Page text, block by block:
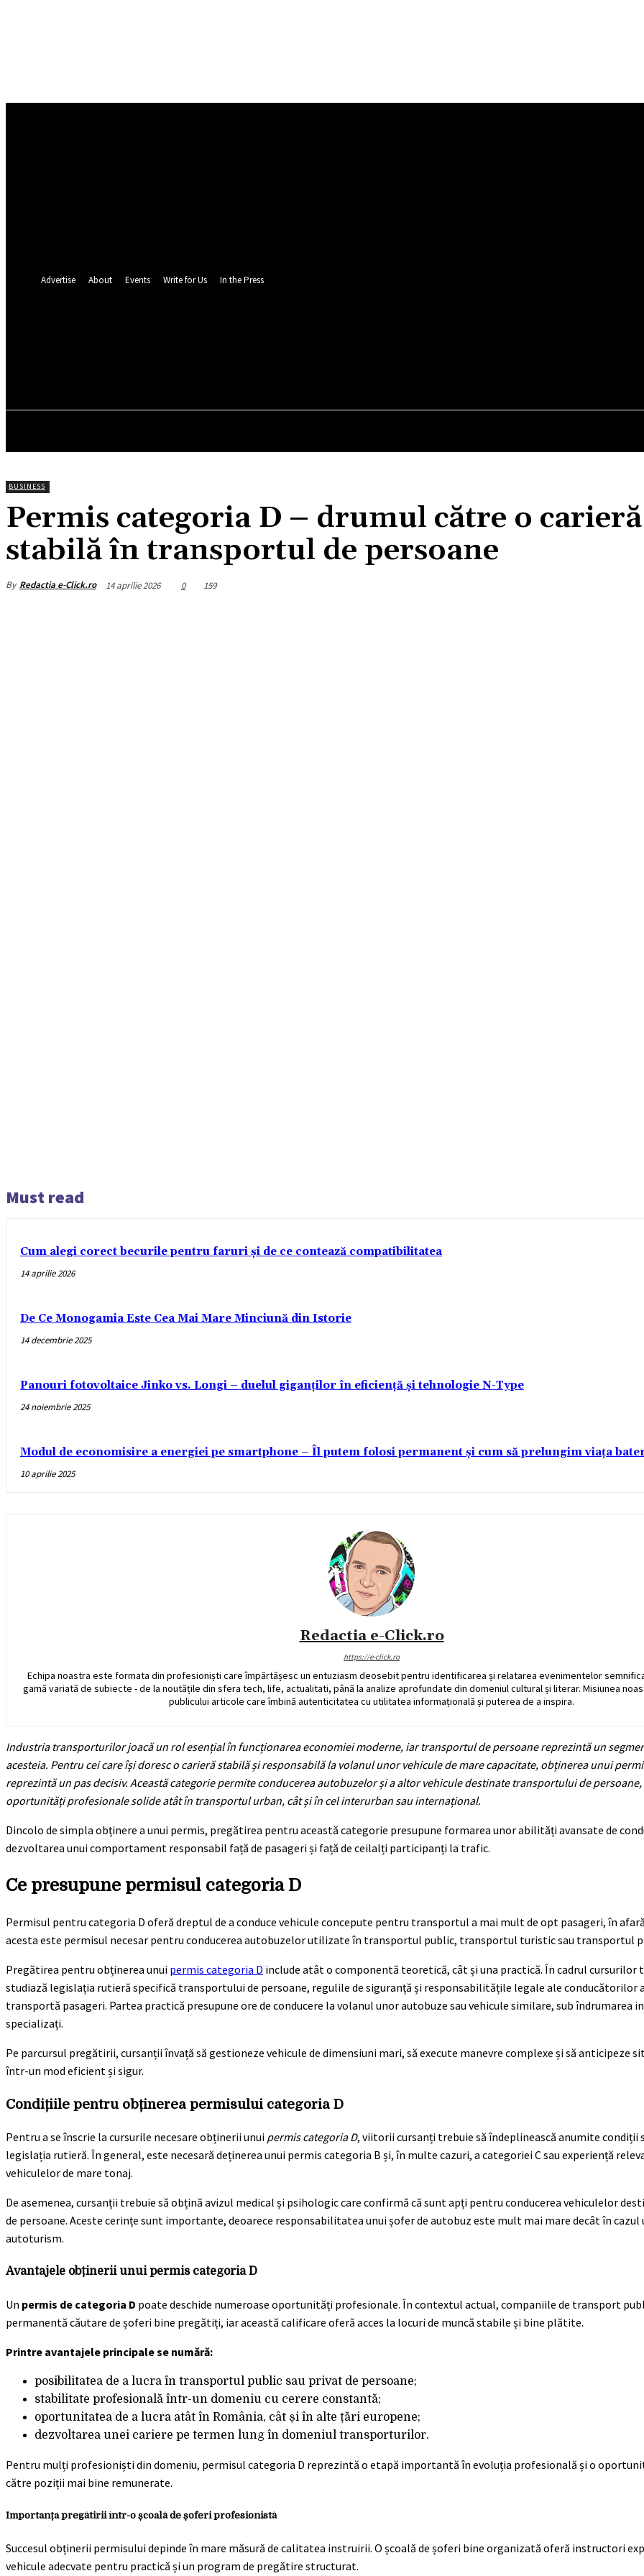
Advertise About Events Write for Us In the Press
BUSINESS
Permis categoria D – drumul către o carieră
stabilă în transportul de persoane
By Redactia e-Click.ro 14 aprilie 2026 0 159
Must read
Cum alegi corect becurile pentru faruri și de ce contează compatibilitatea
14 aprilie 2026
De Ce Monogamia Este Cea Mai Mare Minciună din Istorie
14 decembrie 2025
Panouri fotovoltaice Jinko vs. Longi – duelul giganților în eficiență și tehnologie N-Type
24 noiembrie 2025
Modul de economisire a energiei pe smartphone – Îl putem folosi permanent și cum să prelungim viața
10 aprilie 2025
Redactia e-Click.ro
https://e-click.ro
Echipa noastra este formata din profesioniști care împărtășesc un entuziasm deosebit pentru identificarea și relatarea evenimentelor
gamă variată de subiecte - de la noutățile din sfera tech, life, actualitati, până la analize aprofundate din domeniul cultural și literar. Misiunea
publicului articole care îmbină autenticitatea cu utilitatea informațională și puterea de a inspira.
Industria transporturilor joacă un rol esențial în funcționarea economiei moderne, iar transportul de persoane reprezintă un
acesteia. Pentru cei care își doresc o carieră stabilă și responsabilă la volanul unor vehicule de mare capacitate, obținerea unui
reprezintă un pas decisiv. Această categorie permite conducerea autobuzelor și a altor vehicule destinate transportului de
oportunități profesionale solide atât în transportul urban, cât și în cel interurban sau internațional.
Dincolo de simpla obținere a unui permis, pregătirea pentru această categorie presupune formarea unor abilități avansate de
dezvoltarea unui comportament responsabil față de pasageri și față de ceilalți participanți la trafic.
Ce presupune permisul categoria D
Permisul pentru categoria D oferă dreptul de a conduce vehicule concepute pentru transportul a mai mult de opt pasageri, în
acesta este permisul necesar pentru conducerea autobuzelor utilizate în transportul public, transportul turistic sau transportul
Pregătirea pentru obținerea unui permis categoria D include atât o componentă teoretică, cât și una practică. În cadrul cursurilor
studiază legislația rutieră specifică transportului de persoane, regulile de siguranță și responsabilitățile legale ale conducătorilor
transportă pasageri. Partea practică presupune ore de conducere la volanul unor autobuze sau vehicule similare, sub îndrumarea
specializați.
Pe parcursul pregătirii, cursanții învață să gestioneze vehicule de dimensiuni mari, să execute manevre complexe și să anticipeze
într-un mod eficient și sigur.
Condițiile pentru obținerea permisului categoria D
Pentru a se înscrie la cursurile necesare obținerii unui permis categoria D, viitorii cursanți trebuie să îndeplinească anumite condiții
legislația rutieră. În general, este necesară deținerea unui permis categoria B și, în multe cazuri, a categoriei C sau experiență
vehiculelor de mare tonaj.
De asemenea, cursanții trebuie să obțină avizul medical și psihologic care confirmă că sunt apți pentru conducerea vehiculelor
de persoane. Aceste cerințe sunt importante, deoarece responsabilitatea unui șofer de autobuz este mult mai mare decât în cazul
autoturism.
Avantajele obținerii unui permis categoria D
Un permis de categoria D poate deschide numeroase oportunități profesionale. În contextul actual, companiile de transport
permanentă căutare de șoferi bine pregătiți, iar această calificare oferă acces la locuri de muncă stabile și bine plătite.
Printre avantajele principale se numără:
posibilitatea de a lucra în transportul public sau privat de persoane;
stabilitate profesională într-un domeniu cu cerere constantă;
oportunitatea de a lucra atât în România, cât și în alte țări europene;
dezvoltarea unei cariere pe termen lung în domeniul transporturilor.
Pentru mulți profesioniști din domeniu, permisul categoria D reprezintă o etapă importantă în evoluția profesională și o
către poziții mai bine remunerate.
Importanța pregătirii într-o școală de șoferi profesionistă
Succesul obținerii permisului depinde în mare măsură de calitatea instruirii. O școală de șoferi bine organizată oferă instructori
vehicule adecvate pentru practică și un program de pregătire structurat.